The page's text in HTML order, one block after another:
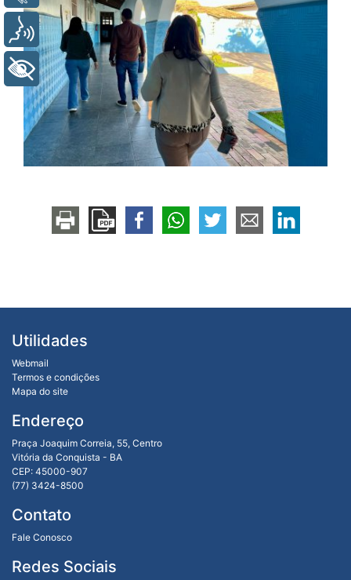
Utilidades
Webmail
Termos e condições
Mapa do site
Endereço
Praça Joaquim Correia, 55, Centro
Vitória da Conquista - BA
CEP: 45000-907
(77) 3424-8500
Contato
Fale Conosco
Redes Sociais
Voz
+ Acessibilidade